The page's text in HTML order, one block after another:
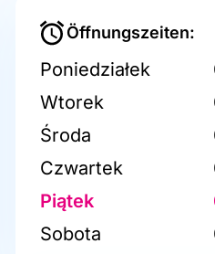
Öffnungszeiten:
Poniedziałek
Wtorek
Środa
Czwartek
Piątek
Sobota